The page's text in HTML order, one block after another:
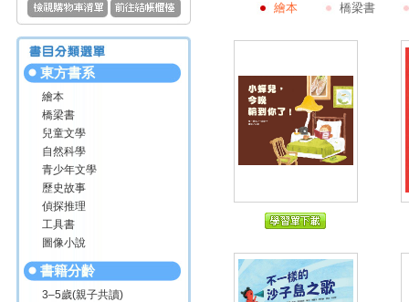
東方書系
繪本
橋梁書
兒童文學
自然科學
青少年文學
歷史故事
偵探推理
工具書
圖像小說
書籍分齡
3–5歲(親子共讀)
繪本 橋梁書